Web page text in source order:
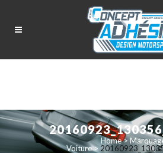
Home>
Voiture>